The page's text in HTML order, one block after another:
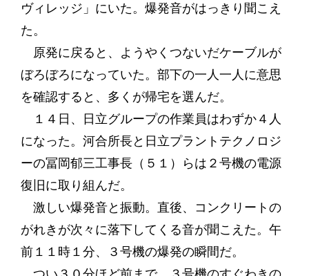
ヴィレッジ」にいた。爆発音がはっきり聞こえ
た。
原発に戻ると、ようやくつないだケーブルが
ぼろぼろになっていた。部下の一人一人に意思
を確認すると、多くが帰宅を選んだ。
１４日、日立グループの作業員はわずか４人
になった。河合所長と日立プラントテクノロジ
ーの冨岡郁三工事長（５１）らは２号機の電源
復旧に取り組んだ。
激しい爆発音と振動。直後、コンクリートの
がれきが次々に落下してくる音が聞こえた。午
前１１時１分、３号機の爆発の瞬間だ。